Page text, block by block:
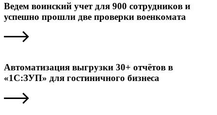
Ведем воинский учет для 900 сотрудников и
успешно прошли две проверки военкомата
Автоматизация выгрузки 30+ отчётов в
«1С:ЗУП» для гостиничного бизнеса